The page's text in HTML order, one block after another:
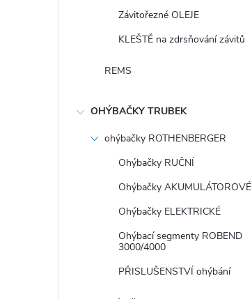
Závitořezné OLEJE
KLEŠTĚ na zdrsňování závitů
REMS
OHÝBAČKY TRUBEK
ohýbačky ROTHENBERGER
Ohýbačky RUČNÍ
Ohýbačky AKUMULÁTOROVÉ
Ohýbačky ELEKTRICKÉ
Ohýbací segmenty ROBEND
3000/4000
PŘISLUŠENSTVÍ ohýbání